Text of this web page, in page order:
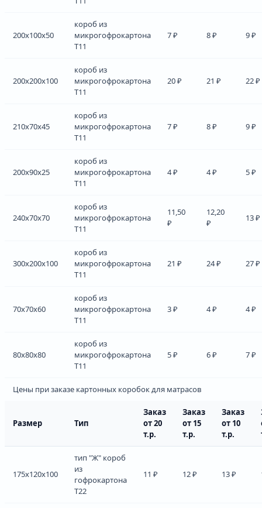
200x100x50
короб из
микрогофрокартона
Т11
7 ₽ 8 ₽ 9 ₽
200x200x100
короб из
микрогофрокартона
Т11
20 ₽ 21 ₽ 22 ₽
210x70x45
короб из
микрогофрокартона
Т11
7 ₽ 8 ₽ 9 ₽
200x90x25
короб из
микрогофрокартона
Т11
4 ₽ 4 ₽ 5 ₽
240x70x70
короб из
микрогофрокартона
Т11
11,50
₽
12,20
₽
13 ₽
300x200x100
короб из
микрогофрокартона
Т11
21 ₽ 24 ₽ 27 ₽
70x70x60
короб из
микрогофрокартона
Т11
3 ₽ 4 ₽ 4 ₽
80x80x80
короб из
микрогофрокартона
Т11
5 ₽ 6 ₽ 7 ₽
Цены при заказе картонных коробок для матрасов
Размер Тип
Заказ
от 20
т.р.
Заказ
от 15
т.р.
Заказ
от 10
т.р.
175x120x100
тип "Ж" короб
из
гофрокартона
Т22
11 ₽ 12 ₽ 13 ₽